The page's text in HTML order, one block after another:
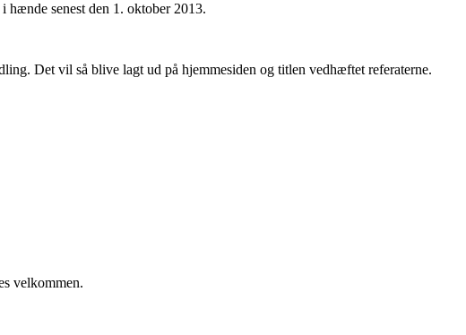
senest den 1. oktober 2013.
Det vil så blive lagt ud på hjemmesiden og titlen vedhæftet referaterne.
velkommen.